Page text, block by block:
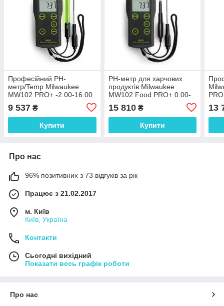
Професійний PH-
метр/Temp Milwaukee
MW102 PRO+ -2.00-16.00
pH ±0.02 pH, автом. кал.,
АТС, Угорщина
9 537 ₴
Купити
РH-метр для харчових
продуктів Milwaukee
MW102 Food PRO+ 0.00-
автомат. каліб., Угорщина
15 810₴
Купити
13
Про нас
96% позитивних з 73 відгуків за рік
Працює з 21.02.2017
м. Київ
Київ, Україна
Контакти
Сьогодні вихідний
Показати весь графік роботи
Про нас